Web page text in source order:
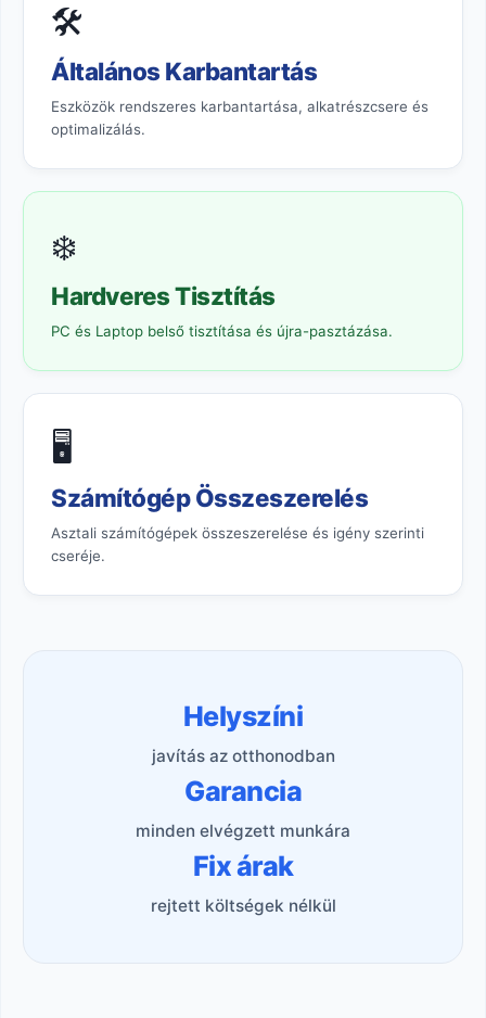
🛠️
Általános Karbantartás
Eszközök rendszeres karbantartása, alkatrészcsere és
optimalizálás.
❄️
Hardveres Tisztítás
PC és Laptop belső tisztítása és újra-pasztázása.
🖥️
Számítógép Összeszerelés
Asztali számítógépek összeszerelése és igény szerinti
cseréje.
Helyszíni
javítás az otthonodban
Garancia
minden elvégzett munkára
Fix árak
rejtett költségek nélkül